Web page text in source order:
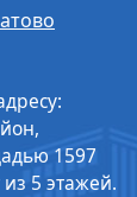
1597
из 5 этажей.